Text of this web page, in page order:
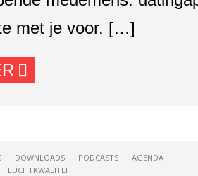
met je voor. […]
DOWNLOADS PODCASTS
AGENDA
LUCHTKWALITEIT